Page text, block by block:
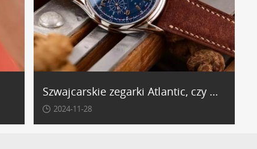
Szwajcarskie zegarki Atlantic, czy warto?
2024-11-28